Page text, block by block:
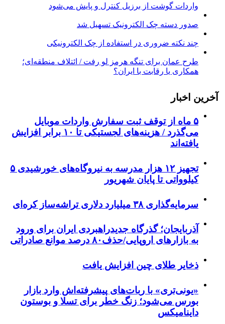
واردات گوشت از برزیل کنترل و پایش می‌شود
صدور دسته چک الکترونیک تسهیل شد
چند نکته ضروری در استفاده از چک الکترونیکی
طرح عمان برای تنگه هرمز لو رفت / ائتلاف منطقه‌ای؛
همکاری یا رقابت با ایران؟
آخرین اخبار
۵ ماه از توقف ثبت سفارش واردات موبایل
می‌گذرد / هزینه‌های لجستیکی تا ۱۰ برابر افزایش
یافته‌اند
تجهیز ۱۲ هزار مدرسه به نیروگاه‌های خورشیدی ۵
کیلوواتی تا پایان شهریور
سرمایه‌گذاری ۳۸ میلیارد دلاری تراشه‌ساز کره‌ای
آذربایجان؛ گذرگاه جدیدراهبردی ایران برای ورود
به بازارهای اروپایی/حذف۸۰ درصد موانع صادراتی
ذخایر طلای چین افزایش یافت
«یونی‌تری» با ربات‌های پیشرفته‌اش وارد بازار
بورس می‌شود؛ زنگ خطر برای تسلا و بوستون
داینامیکس